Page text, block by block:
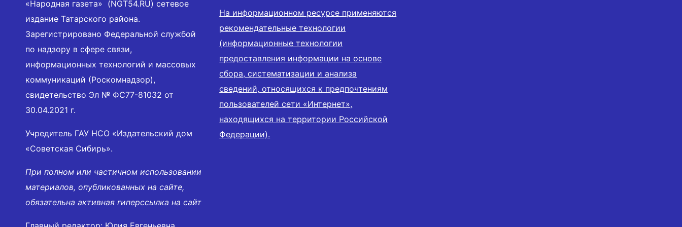
«Народная газета» (NGT54.RU) сетевое
издание Татарского района.
Зарегистрировано Федеральной службой
по надзору в сфере связи,
информационных технологий и массовых
коммуникаций (Роскомнадзор),
свидетельство Эл № ФС77-81032 от
30.04.2021 г.
Учредитель ГАУ НСО «Издательский дом
«Советская Сибирь».
При полном или частичном использовании
материалов, опубликованных на сайте,
обязательна активная гиперссылка на сайт
На информационном ресурсе применяются
рекомендательные технологии
(информационные технологии
предоставления информации на основе
сбора, систематизации и анализа
сведений, относящихся к предпочтениям
пользователей сети «Интернет»,
находящихся на территории Российской
Федерации).